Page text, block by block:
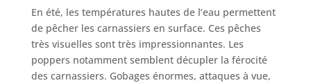
En été, les températures hautes de l’eau permettent
de pêcher les carnassiers en surface. Ces pêches
très visuelles sont très impressionnantes. Les
poppers notamment semblent décupler la férocité
des carnassiers. Gobages énormes, attaques à vue,